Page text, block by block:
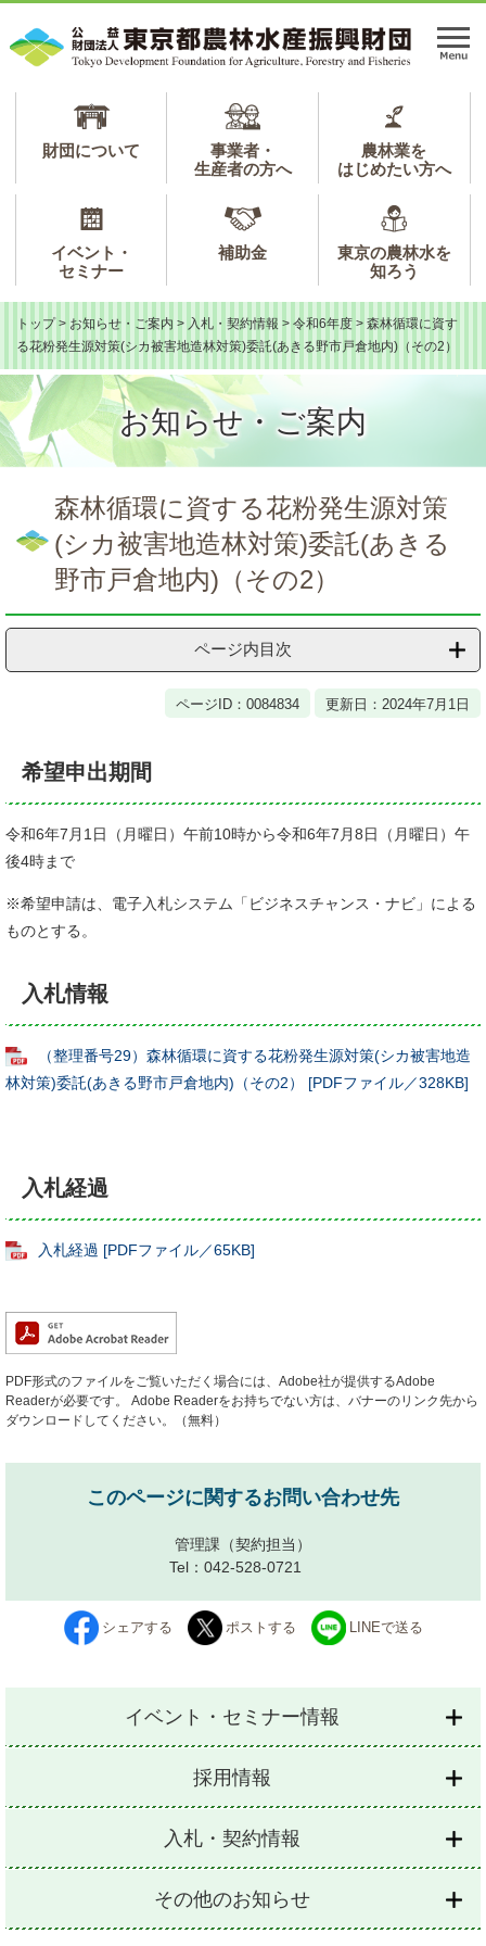
ジ
ュ
メ
財団について
事業者・
生産者の方へ
農林業を
はじめたい方へ
イベント・
セミナー
補助金
東京の農林水を
知ろう
トップ > お知らせ・ご案内 > 入札・契約情報 > 令和6年度 > 森林循環に資す
る花粉発生源対策(シカ被害地造林対策)委託(あきる野市戸倉地内)（その2）
お知らせ・ご案内
森林循環に資する花粉発生源対策
(シカ被害地造林対策)委託(あきる
野市戸倉地内)（その2）
ページ内目次
ページID：0084834 更新日：2024年7月1日
希望申出期間
令和6年7月1日（月曜日）午前10時から令和6年7月8日（月曜日）午
後4時まで
※希望申請は、電子入札システム「ビジネスチャンス・ナビ」による
ものとする。
入札情報
（整理番号29）森林循環に資する花粉発生源対策(シカ被害地造
林対策)委託(あきる野市戸倉地内)（その2） [PDFファイル／328KB]
入札経過
入札経過 [PDFファイル／65KB]
PDF形式のファイルをご覧いただく場合には、Adobe社が提供するAdobe
Readerが必要です。
Adobe Readerをお持ちでない方は、バナーのリンク先から
ダウンロードしてください。（無料）
このページに関するお問い合わせ先
管理課 （契約担当）
Tel：042-528-0721
シェアする ポストする LINEで送る
イベント・セミナー情報
採用情報
入札・契約情報
その他のお知らせ